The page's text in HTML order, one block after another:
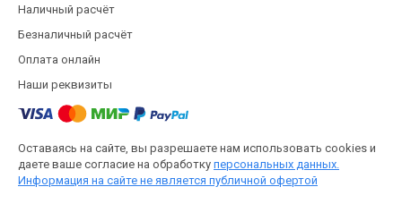
Наличный расчёт
Безналичный расчёт
Оплата онлайн
Наши реквизиты
Оставаясь на сайте, вы разрешаете нам использовать cookies и
даете ваше согласие на обработку персональных данных.
Информация на сайте не является публичной офертой